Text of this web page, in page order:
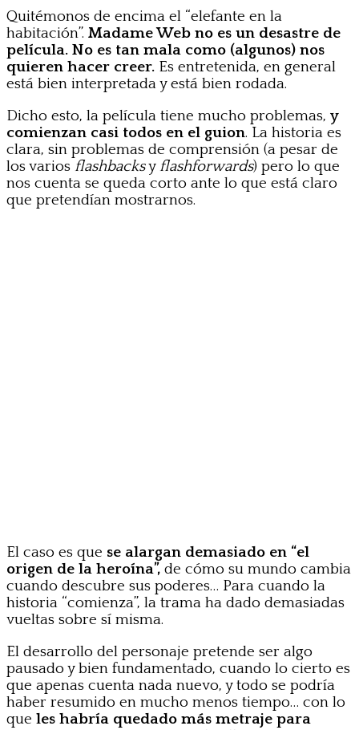
Quitémonos de encima el “elefante en la
habitación”. Madame Web no es un desastre de
película. No es tan mala como (algunos) nos
quieren hacer creer. Es entretenida, en general
está bien interpretada y está bien rodada.
Dicho esto, la película tiene mucho problemas, y
comienzan casi todos en el guion. La historia es
clara, sin problemas de comprensión (a pesar de
los varios flashbacksyflashforwards) pero lo que
nos cuenta se queda corto ante lo que está claro
que pretendían mostrarnos.
El caso es que se alargan demasiado en “el
origen de la heroína”, de cómo su mundo cambia
cuando descubre sus poderes… Para cuando la
historia “comienza”, la trama ha dado demasiadas
vueltas sobre sí misma.
El desarrollo del personaje pretende ser algo
pausado y bien fundamentado, cuando lo cierto es
que apenas cuenta nada nuevo, y todo se podría
haber resumido en mucho menos tiempo… con lo
que les habría quedado más metraje para